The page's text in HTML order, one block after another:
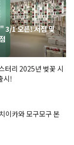
3/1 오픈! 서점 및
터리 2025년 벚꽃 시
시!
이카와 모구모구 본